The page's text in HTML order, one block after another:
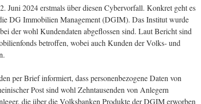
Juni 2024 erstmals über diesen Cybervorfall. Konkret geht es
DG Immobilien Management (DGIM). Das Institut wurde
der wohl Kundendaten abgeflossen sind. Laut Bericht sind
betroffen, wobei auch Kunden der Volks- und
per Brief informiert, dass personenbezogene Daten von
Post sind wohl Zehntausenden von Anlegern
die über die Volksbanken Produkte der DGIM erworben